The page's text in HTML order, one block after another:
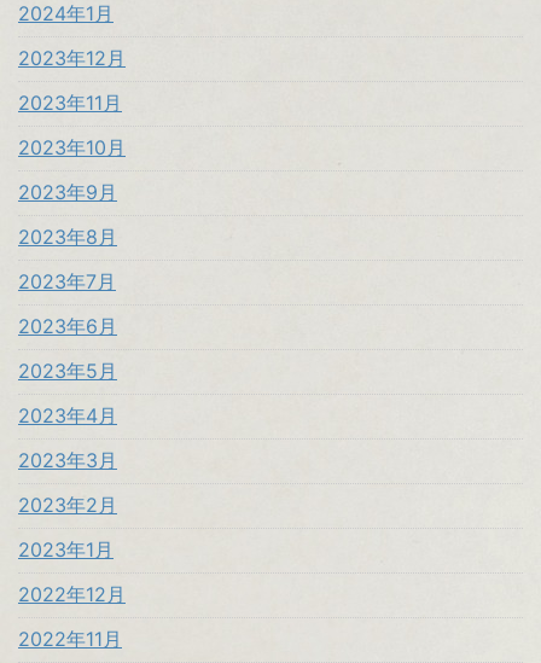
2024年1月
2023年12月
2023年11月
2023年10月
2023年9月
2023年8月
2023年7月
2023年6月
2023年5月
2023年4月
2023年3月
2023年2月
2023年1月
2022年12月
2022年11月